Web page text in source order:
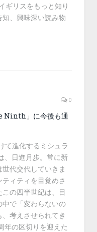
ギリスをもっと知り
、興味深い読み物
0
Ninth」に今後も通
進化するミシュラ
、日進月歩。常に新
代交代していきま
ィティを目覚めさ
の四半世紀は、目
中で「変わらないの
考えさせられてき
年の区切りを迎えた